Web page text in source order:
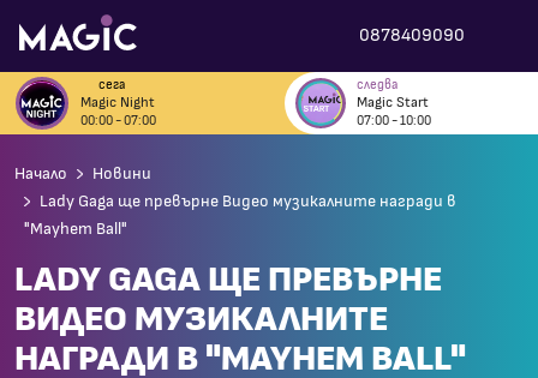
0878409090
сега
Magic Night
00:00 - 07:00
следва
Magic Start
07:00 - 10:00
Начало
Новини
Lady Gaga ще превърне Видео музикалните награди в
"Mayhem Ball"
LADY GAGA ЩЕ ПРЕВЪРНЕ
ВИДЕО МУЗИКАЛНИТЕ
НАГРАДИ В "MAYHEM BALL"